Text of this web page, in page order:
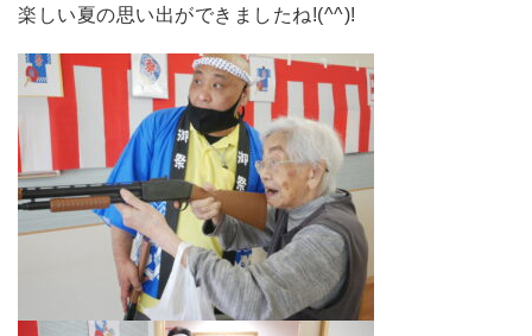
楽しい夏の思い出ができましたね!(^^)!